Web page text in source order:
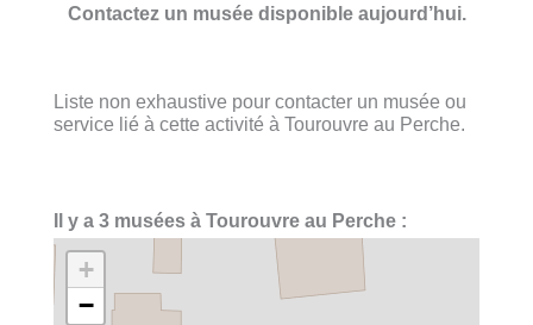
Contactez un musée disponible aujourd’hui.
Liste non exhaustive pour contacter un musée ou
service lié à cette activité à Tourouvre au Perche.
Il y a 3 musées à Tourouvre au Perche :
+
−